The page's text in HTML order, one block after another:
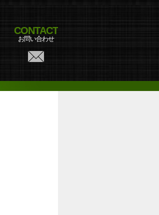
CONTACT
お問い合わせ